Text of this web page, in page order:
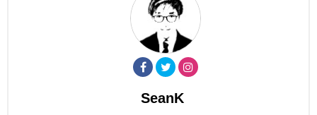
SeanK